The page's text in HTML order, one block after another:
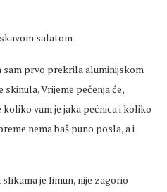
salatom
sam prvo prekrila aluminijskom
Vrijeme pečenja će,
vam je jaka pećnica i koliko
nema baš puno posla, a i
je limun, nije zagorio